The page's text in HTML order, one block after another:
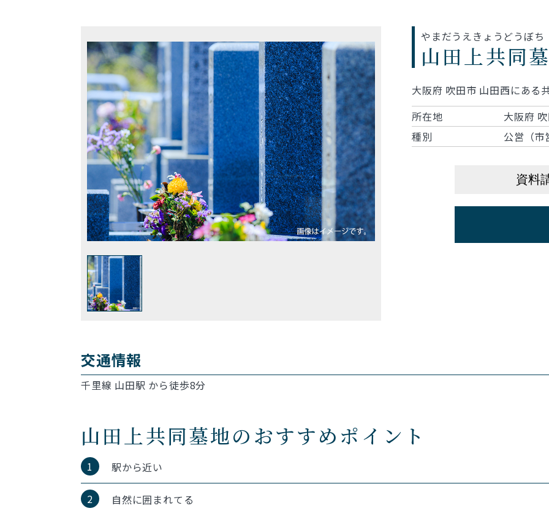
やまだうえきょうどうぼち
山田上共同
大阪府 吹田市 山田西にある
所在地
大阪府
種別
公営（市
資料
交通情報
千里線 山田駅 から徒歩8分
山田上共同墓地のおすすめポイント
1 駅から近い
2 自然に囲まれてる